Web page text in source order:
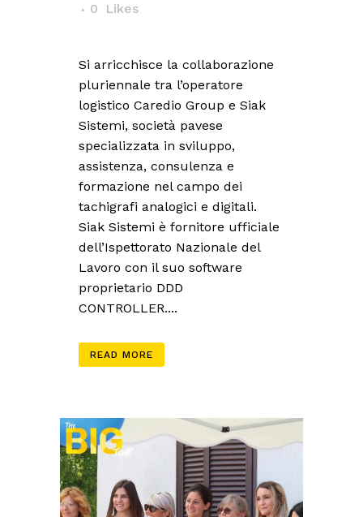
0
Likes
Si arricchisce la collaborazione
pluriennale tra l’operatore
logistico Caredio Group e Siak
Sistemi, società pavese
specializzata in sviluppo,
assistenza, consulenza e
formazione nel campo dei
tachigrafi analogici e digitali.
Siak Sistemi è fornitore ufficiale
dell’Ispettorato Nazionale del
Lavoro con il suo software
proprietario DDD
CONTROLLER....
READ MORE